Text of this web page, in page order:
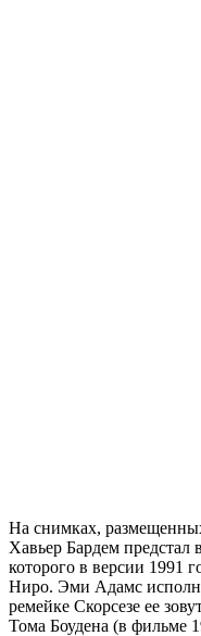
На снимках,
Хавьер Бардем предстал
которого в версии 1991
Ниро. Эми Адамс
ремейке Скорсезе ее
Тома Боудена (в фильме